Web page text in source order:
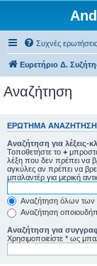
Συχνές ερωτήσεις
Ευρετήριο Δ.
Αναζήτηση
ΕΡΏΤΗΜΑ
Αναζήτηση για λέξεις-
Τοποθετήστε το +
λέξη που δεν πρέπει να
αγκύλες αν πρέπει να
μπαλαντέρ για μερική
Αναζήτηση όλων των
Αναζήτηση
Αναζήτηση για
Χρησιμοποιείστε * ως